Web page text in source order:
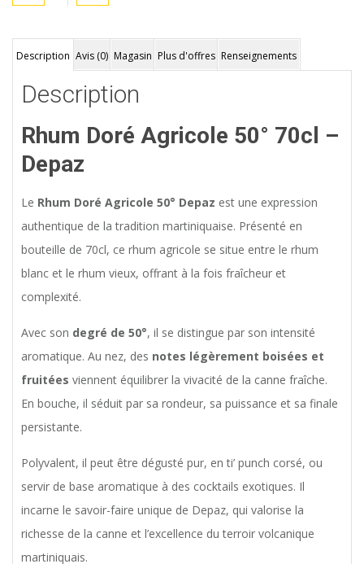
Description Avis (0) Magasin Plus d'offres Renseignements
Description
Rhum Doré Agricole 50° 70cl –
Depaz
Le Rhum Doré Agricole 50° Depaz est une expression
authentique de la tradition martiniquaise. Présenté en
bouteille de 70cl, ce rhum agricole se situe entre le rhum
blanc et le rhum vieux, offrant à la fois fraîcheur et
complexité.
Avec son degré de 50°, il se distingue par son intensité
aromatique. Au nez, des notes légèrement boisées et
fruitées viennent équilibrer la vivacité de la canne fraîche.
En bouche, il séduit par sa rondeur, sa puissance et sa finale
persistante.
Polyvalent, il peut être dégusté pur, en ti’ punch corsé, ou
servir de base aromatique à des cocktails exotiques. Il
incarne le savoir-faire unique de Depaz, qui valorise la
richesse de la canne et l’excellence du terroir volcanique
martiniquais.